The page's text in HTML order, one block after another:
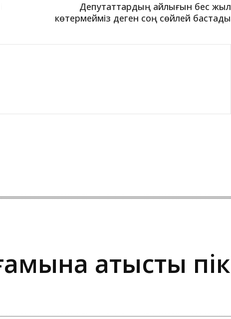
Депутаттардың айлығын бес жыл
көтермейміз деген соң сөйлей бастады